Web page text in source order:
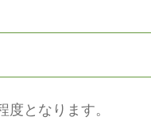
となります。